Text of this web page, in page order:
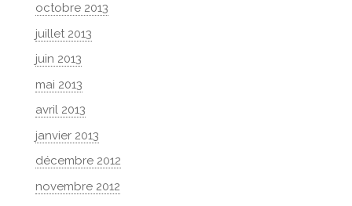
octobre 2013
juillet 2013
juin 2013
mai 2013
avril 2013
janvier 2013
décembre 2012
novembre 2012